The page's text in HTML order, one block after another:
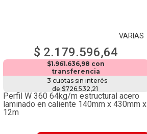
VARIAS
$ 2.179.596,64
$1.961.636,98 con
transferencia
3 cuotas sin interés
de $726.532,21
Perfil W 360 64kg/m estructural acero
laminado en caliente 140mm x 430mm x
12m